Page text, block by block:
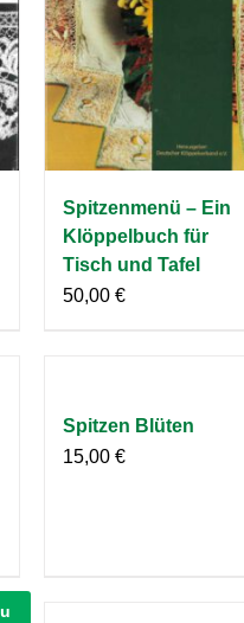
Spitzenmenü – Ein
Klöppelbuch für
Tisch und Tafel
50,00 €
Spitzen Blüten
15,00 €